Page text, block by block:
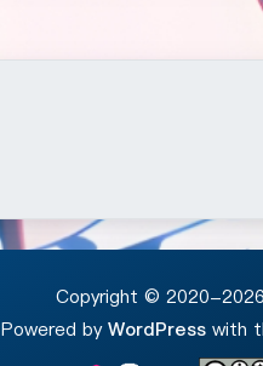
豆
Copyright © 2020-
Powered byWordPress with